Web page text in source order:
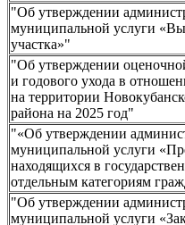
"Об утверждении
муниципальной услуги
участка»"
"Об утверждении
и годового ухода в
на территории
района на 2025 год"
"«Об утверждении
муниципальной услуги
находящихся в
отдельным категориям
"Об утверждении
муниципальной услуги